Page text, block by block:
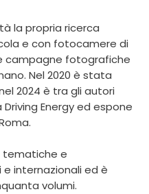
la propria ricerca
e con fotocamere di
campagne fotografiche
Nel 2020 è stata
2024 è tra gli autori
Energy ed espone
tematiche e
internazionali ed è
volumi.